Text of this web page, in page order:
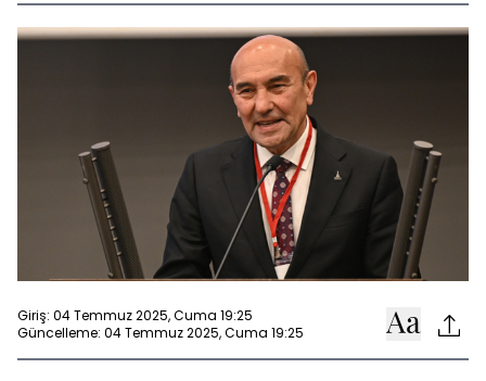
Giriş: 04 Temmuz 2025, Cuma 19:25
Güncelleme: 04 Temmuz 2025, Cuma 19:25